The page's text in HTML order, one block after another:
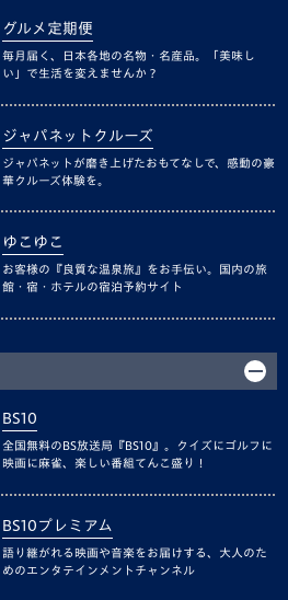
グルメ定期便
毎月届く、日本各地の名物・名産品。「美味し
い」で生活を変えませんか？
ジャパネットクルーズ
ジャパネットが磨き上げたおもてなしで、感動の豪
華クルーズ体験を。
ゆこゆこ
お客様の『良質な温泉旅』をお手伝い。国内の旅
館・宿・ホテルの宿泊予約サイト
BS10
全国無料のBS放送局『BS10』。クイズにゴルフに
映画に麻雀、楽しい番組てんこ盛り！
BS10プレミアム
語り継がれる映画や音楽をお届けする、大人のた
めのエンタテインメントチャンネル